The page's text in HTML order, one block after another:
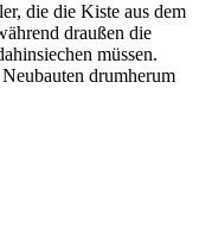
die die Kiste aus dem
draußen die
müssen.
drumherum